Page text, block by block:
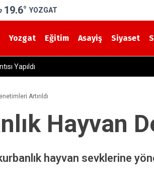
19.6° YOZGAT
Yozgat Eğitim Asayiş Siyaset
Yapıldı
Artırıldı
Hayvan
hayvan sevklerine